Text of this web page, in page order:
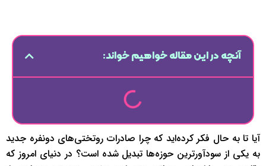
آنچه در این مقاله خواهیم خواند:
آیا تا به حال فکر کرده‌اید که چرا صادرات روتختی‌های دونفره جدید
به یکی از سودآورترین حوزه‌ها تبدیل شده است؟ در دنیای امروز که